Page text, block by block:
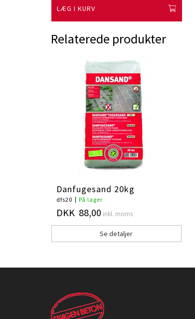
LÆG I KURV
Relaterede produkter
Danfugesand 20kg
dfs20 På lager
DKK 88,00 inkl. moms
Se detaljer